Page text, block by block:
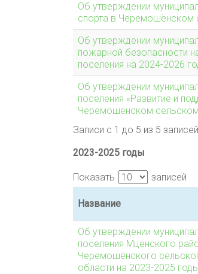
Об утверждении
спорта в Черемошёнском
Об утверждении
пожарной безопасности
поселения на 2024-2026
Об утверждении
поселения «Развитие и
Черемошёнском
Записи с 1 до 5 из 5 записей
2023-2025 годы
Показать записей
Название
Об утверждении
поселения Мценского
Черемошёнского
области на 2023-2025